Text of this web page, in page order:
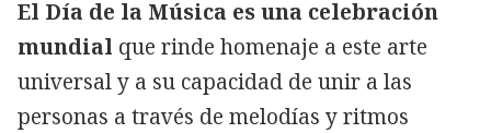
Copiar
El Día de la Música es una celebración
mundial que rinde homenaje a este arte
universal y a su capacidad de unir a las
personas a través de melodías y ritmos